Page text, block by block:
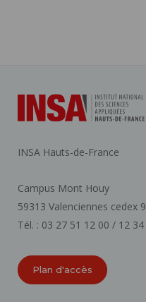
INSA Hauts-de-France
Campus Mont Houy
59313 Valenciennes cedex 9
Tél. : 03 27 51 12 00 / 12 34
Plan d'accès